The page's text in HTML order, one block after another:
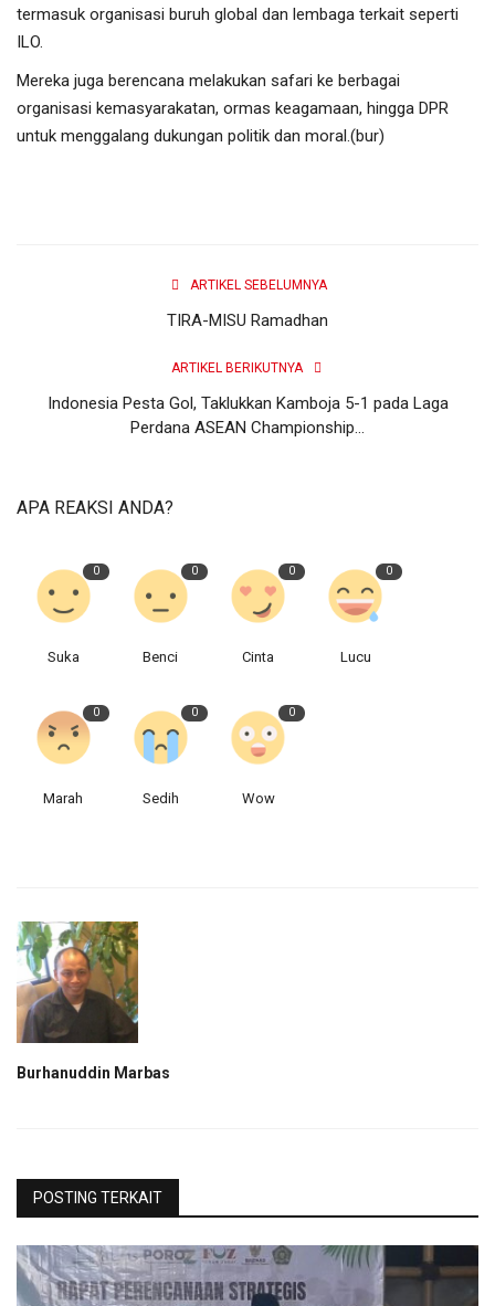
termasuk organisasi buruh global dan lembaga terkait seperti
ILO.
Mereka juga berencana melakukan safari ke berbagai
organisasi kemasyarakatan, ormas keagamaan, hingga DPR
untuk menggalang dukungan politik dan moral.(bur)
ARTIKEL SEBELUMNYA
TIRA-MISU Ramadhan
ARTIKEL BERIKUTNYA
Indonesia Pesta Gol, Taklukkan Kamboja 5-1 pada Laga
Perdana ASEAN Championship...
APA REAKSI ANDA?
0
Suka
0
Benci
0
Cinta
0
Lucu
0
Marah
0
Sedih
0
Wow
Burhanuddin Marbas
POSTING TERKAIT